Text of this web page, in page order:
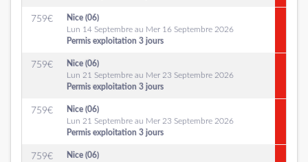
759€
Nice (06)
Lun 14 Septembre au Mer 16 Septembre 2026
Permis exploitation 3 jours
759€
Nice (06)
Lun 21 Septembre au Mer 23 Septembre 2026
Permis exploitation 3 jours
759€
Nice (06)
Lun 21 Septembre au Mer 23 Septembre 2026
Permis exploitation 3 jours
759€
Nice (06)